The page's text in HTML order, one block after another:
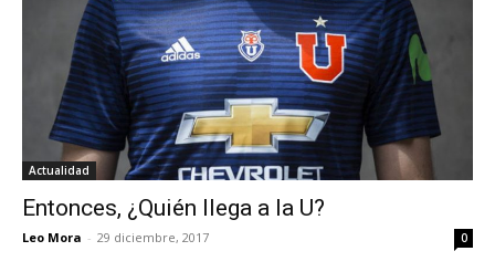
Actualidad
Entonces, ¿Quién llega a la U?
Leo Mora - 29 diciembre, 2017 0